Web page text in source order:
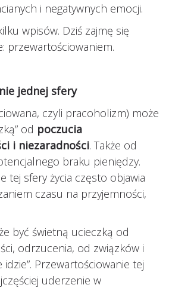
i negatywnych emocji.
wpisów. Dziś zajmę się
przewartościowaniem.
jednej sfery
czyli pracoholizm) może
od poczucia
i niezaradności. Także od
braku pieniędzy.
tej sfery życia często objawia
czasu na przyjemności,
być świetną ucieczką od
odrzucenia, od związków i
idzie”. Przewartościowanie tej
uderzenie w